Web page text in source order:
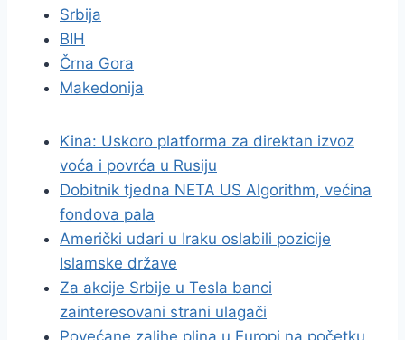
Srbija
BIH
Črna Gora
Makedonija
Kina: Uskoro platforma za direktan izvoz
voća i povrća u Rusiju
Dobitnik tjedna NETA US Algorithm, većina
fondova pala
Američki udari u Iraku oslabili pozicije
Islamske države
Za akcije Srbije u Tesla banci
zainteresovani strani ulagači
Povećane zalihe plina u Europi na početku